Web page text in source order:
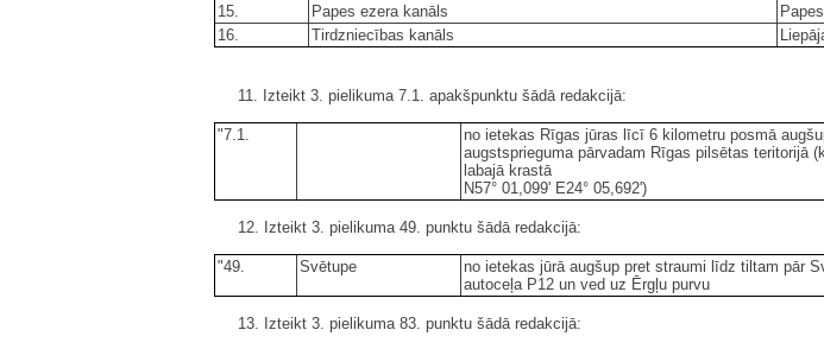
15.
Papes ezera kanāls
16.
Tirdzniecības kanāls
11. Izteikt 3. pielikuma 7.1. apakšpunktu šādā redakcijā:
"7.1.
no ietekas Rīgas jūras līcī 6 kilometru posmā
augstsprieguma pārvadam Rīgas pilsētas teritorijā
labajā krastā
N57° 01,099' E24° 05,692')
12. Izteikt 3. pielikuma 49. punktu šādā redakcijā:
"49. Svētupe
no ietekas jūrā augšup pret straumi līdz tiltam pār
autoceļa P12 un ved uz Ērgļu purvu
13. Izteikt 3. pielikuma 83. punktu šādā redakcijā: